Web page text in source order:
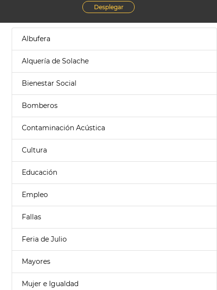
Desplegar
Albufera
Alquería de Solache
Bienestar Social
Bomberos
Contaminación Acústica
Cultura
Educación
Empleo
Fallas
Feria de Julio
Mayores
Mujer e Igualdad